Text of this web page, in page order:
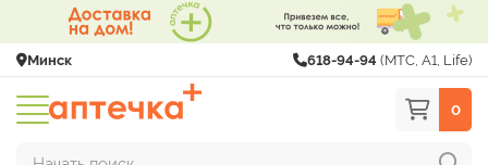
Минск 618-94-94 (МТС, A1, Life)
0